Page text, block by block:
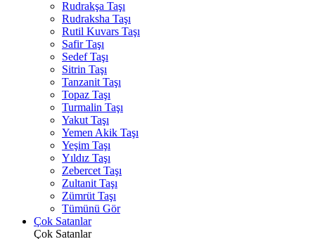
Rudrakşa Taşı
Rudraksha Taşı
Rutil Kuvars Taşı
Safir Taşı
Sedef Taşı
Sitrin Taşı
Tanzanit Taşı
Topaz Taşı
Turmalin Taşı
Yakut Taşı
Yemen Akik Taşı
Yeşim Taşı
Yıldız Taşı
Zebercet Taşı
Zultanit Taşı
Zümrüt Taşı
Tümünü Gör
Çok Satanlar
Çok Satanlar